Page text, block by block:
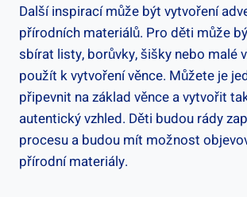
Další inspirací může být vytvoření
přírodních materiálů. Pro děti může
sbírat listy, borůvky, šišky nebo malé
použít k vytvoření věnce. Můžete je
připevnit na základ věnce a vytvořit
autentický vzhled. Děti budou rády
procesu a budou mít možnost
přírodní materiály.